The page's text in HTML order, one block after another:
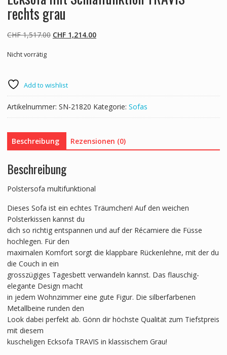
rechts grau
CHF1,517.00 Ursprünglicher
CHF1,214.00Aktueller
Nicht vorrätig
Add to wishlist
Artikelnummer: SN-21820 Kategorie: Sofas
Beschreibung Rezensionen (0)
Beschreibung
Polstersofa multifunktional
Dieses Sofa ist ein echtes Träumchen! Auf den weichen
Polsterkissen kannst du
dich so richtig entspannen und auf der Récamiere die Füsse
hochlegen. Für den
maximalen Komfort sorgt die klappbare Rückenlehne, mit der du
die Couch in ein
grosszügiges Tagesbett verwandeln kannst. Das flauschig-
elegante Design macht
in jedem Wohnzimmer eine gute Figur. Die silberfarbenen
Metallbeine runden den
Look dabei perfekt ab. Gönn dir höchste Qualität zum Tiefstpreis
mit diesem
kuscheligen Ecksofa TRAVIS in klassischem Grau!